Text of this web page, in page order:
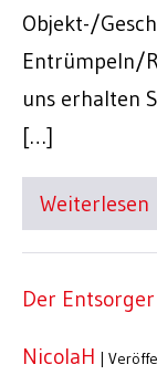
Objekt-/
Entrümpeln/
uns erhalten
[…]
Weiterlesen
Der Entsorger
NicolaH |